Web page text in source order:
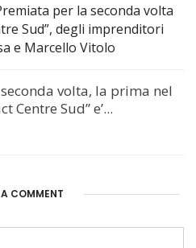
per la seconda volta
Sud”, degli imprenditori
e Marcello Vitolo
volta, la prima nel
Centre Sud” e’...
COMMENT